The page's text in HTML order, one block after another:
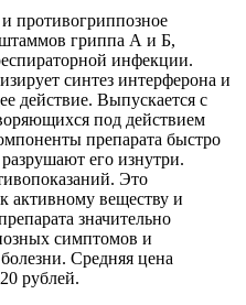
противогриппозное
гриппа А и Б,
инфекции.
синтез интерферона и
действие. Выпускается с
под действием
препарата быстро
его изнутри.
Это
активному веществу и
значительно
симптомов и
Средняя цена
рублей.